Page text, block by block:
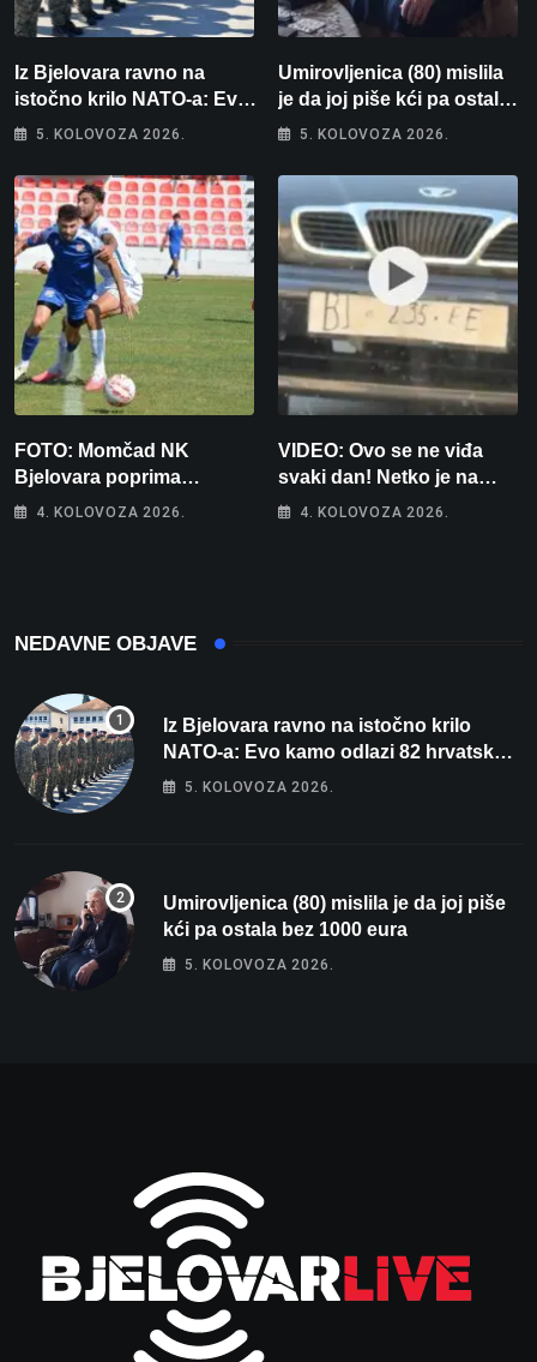
Iz Bjelovara ravno na
istočno krilo NATO-a: Evo
kamo odlazi 82 hrvatska
5. KOLOVOZA 2026.
Umirovljenica (80) mislila
je da joj piše kći pa ostala
bez 1000 eura
5. KOLOVOZA 2026.
FOTO: Momčad NK
Bjelovara poprima
jesenski izgled
4. KOLOVOZA 2026.
VIDEO: Ovo se ne viđa
svaki dan! Netko je na
auto stavio – ručno
4. KOLOVOZA 2026.
NEDAVNE OBJAVE
Iz Bjelovara ravno na istočno krilo
NATO-a: Evo kamo odlazi 82 hrvatska
vojnika i 6 vojnikinja
5. KOLOVOZA 2026.
Umirovljenica (80) mislila je da joj piše
kći pa ostala bez 1000 eura
5. KOLOVOZA 2026.